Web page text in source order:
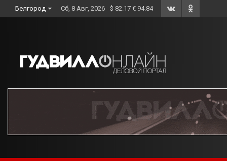
to
Белгород Сб, 8 Авг, 2026 $ 82.17 € 94.84